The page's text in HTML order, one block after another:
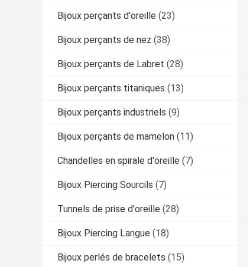
Bijoux perçants d'oreille (23)
Bijoux perçants de nez (38)
Bijoux perçants de Labret (28)
Bijoux perçants titaniques (13)
Bijoux perçants industriels (9)
Bijoux perçants de mamelon (11)
Chandelles en spirale d'oreille (7)
Bijoux Piercing Sourcils (7)
Tunnels de prise d'oreille (28)
Bijoux Piercing Langue (18)
Bijoux perlés de bracelets (15)